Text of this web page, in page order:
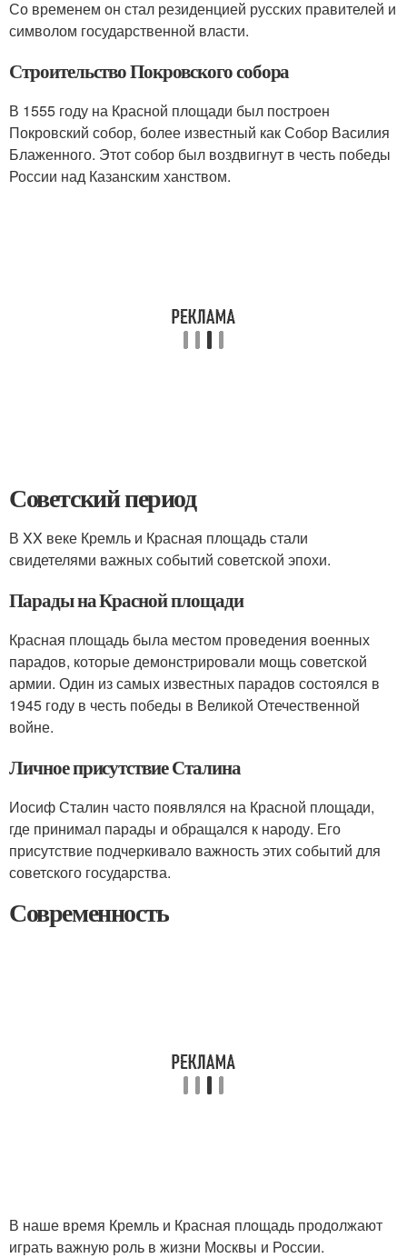
Со временем он стал резиденцией русских правителей и
символом государственной власти.
Строительство Покровского собора
В 1555 году на Красной площади был построен
Покровский собор, более известный как Собор Василия
Блаженного. Этот собор был воздвигнут в честь победы
России над Казанским ханством.
Советский период
В XX веке Кремль и Красная площадь стали
свидетелями важных событий советской эпохи.
Парады на Красной площади
Красная площадь была местом проведения военных
парадов, которые демонстрировали мощь советской
армии. Один из самых известных парадов состоялся в
1945 году в честь победы в Великой Отечественной
войне.
Личное присутствие Сталина
Иосиф Сталин часто появлялся на Красной площади,
где принимал парады и обращался к народу. Его
присутствие подчеркивало важность этих событий для
советского государства.
Современность
В наше время Кремль и Красная площадь продолжают
играть важную роль в жизни Москвы и России.